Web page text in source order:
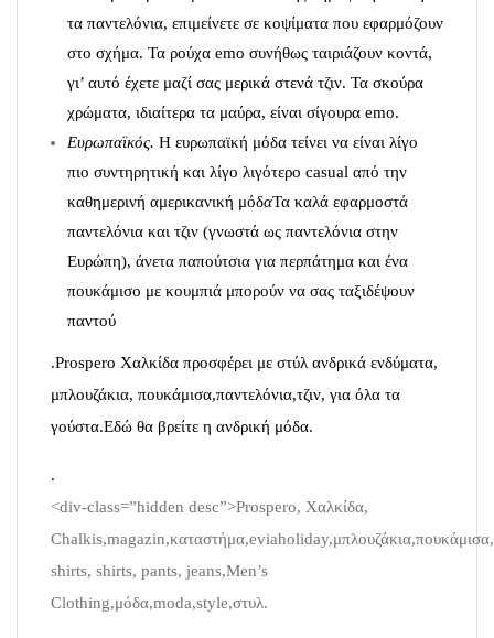
τα παντελόνια, επιμείνετε σε κοψίματα που εφαρμόζουν
στο σχήμα. Τα ρούχα emo συνήθως ταιριάζουν κοντά,
γι’ αυτό έχετε μαζί σας μερικά στενά τζιν. Τα σκούρα
χρώματα, ιδιαίτερα τα μαύρα, είναι σίγουρα emo.
Ευρωπαϊκός. Η ευρωπαϊκή μόδα τείνει να είναι λίγο
πιο συντηρητική και λίγο λιγότερο casual από την
καθημερινή αμερικανική μόδαΤα καλά εφαρμοστά
παντελόνια και τζιν (γνωστά ως παντελόνια στην
Ευρώπη), άνετα παπούτσια για περπάτημα και ένα
πουκάμισο με κουμπιά μπορούν να σας ταξιδέψουν
παντού
.Prospero Χαλκίδα προσφέρει με στύλ ανδρικά ενδύματα,
μπλουζάκια, πουκάμισα,παντελόνια,τζιν, για όλα τα
γούστα.Εδώ θα βρείτε η ανδρική μόδα.
.
<div-class=”hidden desc”>Prospero, Χαλκίδα,
shirts, shirts, pants, jeans,Men’s
Clothing,μόδα,moda,style,στυλ.